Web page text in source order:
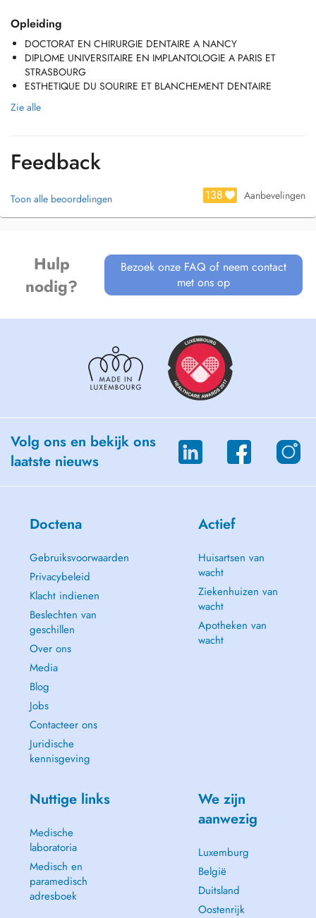
Opleiding
DOCTORAT EN CHIRURGIE DENTAIRE A NANCY
DIPLOME UNIVERSITAIRE EN IMPLANTOLOGIE A PARIS ET
STRASBOURG
ESTHETIQUE DU SOURIRE ET BLANCHEMENT DENTAIRE
Zie alle
Feedback
Toon alle beoordelingen 138 Aanbevelingen
Hulp
nodig?
Bezoek onze FAQ of neem contact
met ons op
Volg ons en bekijk ons
laatste nieuws
Doctena
Gebruiksvoorwaarden
Privacybeleid
Klacht indienen
Beslechten van
geschillen
Over ons
Media
Blog
Jobs
Contacteer ons
Juridische
kennisgeving
Actief
Huisartsen van
wacht
Ziekenhuizen van
wacht
Apotheken van
wacht
Nuttige links
Medische
laboratoria
Medisch en
paramedisch
adresboek
We zijn
aanwezig
Luxemburg
België
Duitsland
Oostenrijk